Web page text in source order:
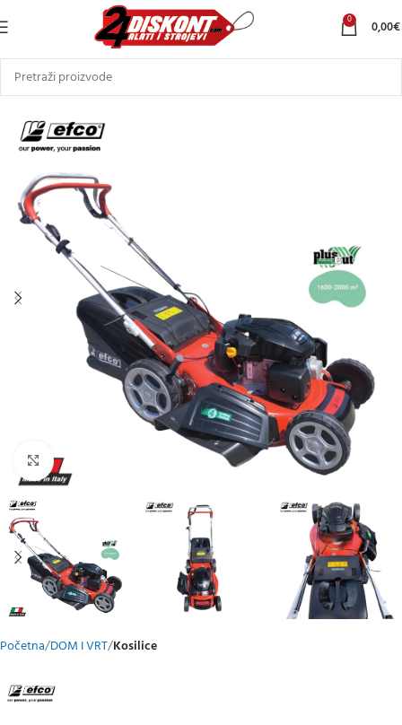
0 0,00€
Klikni za uvećani prikaz
Početna DOM I VRT Kosilice